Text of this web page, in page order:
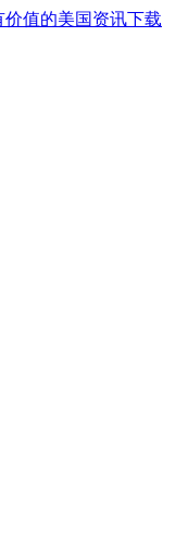
值的美国资讯下载